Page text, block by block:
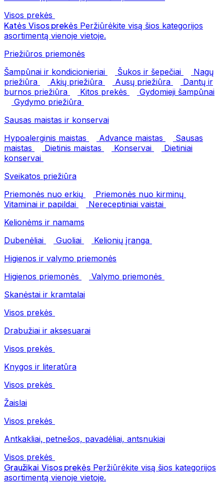
Visos prekės
Katės Visos prekės Peržiūrėkite visą šios kategorijos
asortimentą vienoje vietoje.
Priežiūros priemonės
Šampūnai ir kondicionieriai
Šukos ir šepečiai
Nagų
priežiūra
Akių priežiūra Ausų priežiūra
Dantų ir
burnos priežiūra
Kitos prekės
Gydomieji šampūnai
Gydymo priežiūra
Sausas maistas ir konservai
Hypoalerginis maistas
Advance maistas
Sausas
maistas
Dietinis maistas Konservai
Dietiniai
konservai
Sveikatos priežiūra
Priemonės nuo erkių
Priemonės nuo kirminų
Vitaminai ir papildai
Nereceptiniai vaistai
Kelionėms ir namams
Dubenėliai
Guoliai
Kelionių įranga
Higienos ir valymo priemonės
Higienos priemonės
Valymo priemonės
Skanėstai ir kramtalai
Visos prekės
Drabužiai ir aksesuarai
Visos prekės
Knygos ir literatūra
Visos prekės
Žaislai
Visos prekės
Antkakliai, petnešos, pavadėliai, antsnukiai
Visos prekės
Graužikai Visos prekės Peržiūrėkite visą šios kategorijos
asortimentą vienoje vietoje.